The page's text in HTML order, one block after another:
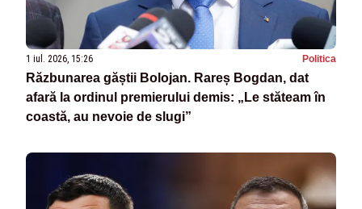
1 iul. 2026, 15:26 Politica
Răzbunarea găștii Bolojan. Rareș Bogdan, dat
afară la ordinul premierului demis: „Le stăteam în
coastă, au nevoie de slugi”